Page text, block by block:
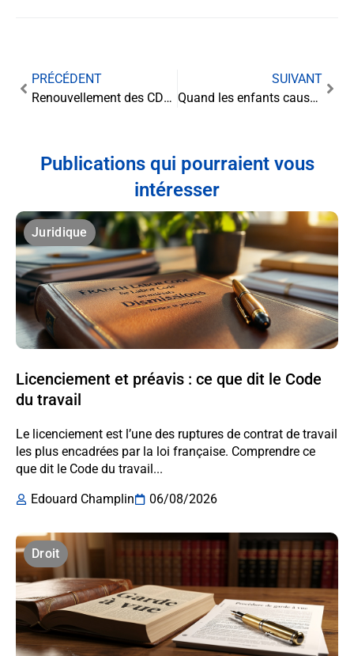
PRÉCÉDENT
Renouvellement des CDD : règles, limites et exceptions à connaître
SUIVANT
Quand les enfants causent des dommages : quelle est la portée de la responsabilité des parents ?
Publications qui pourraient vous
intéresser
Juridique
Licenciement et préavis : ce que dit le Code
du travail
Le licenciement est l’une des ruptures de contrat de travail
les plus encadrées par la loi française. Comprendre ce
que dit le Code du travail...
Edouard Champlin
06/08/2026
Droit